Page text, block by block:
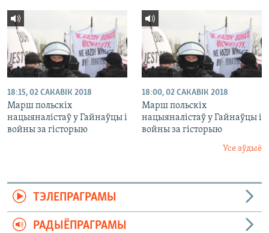
18:15, 02 САКАВІК 2018
Марш польскіх
нацыяналістаў у Гайнаўцы і
войны за гісторыю
18:00, 02 САКАВІК 2018
Марш польскіх
нацыяналістаў у Гайнаўцы і
войны за гісторыю
Усе аўдыё
ТЭЛЕПРАГРАМЫ
РАДЫЁПРАГРАМЫ